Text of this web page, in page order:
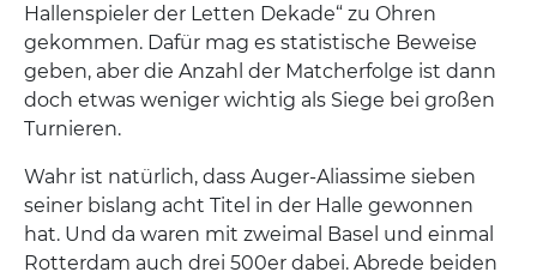
Hallenspieler der Letten Dekade“ zu Ohren
gekommen. Dafür mag es statistische Beweise
geben, aber die Anzahl der Matcherfolge ist dann
doch etwas weniger wichtig als Siege bei großen
Turnieren.
Wahr ist natürlich, dass Auger-Aliassime sieben
seiner bislang acht Titel in der Halle gewonnen
hat. Und da waren mit zweimal Basel und einmal
Rotterdam auch drei 500er dabei. Abrede beiden